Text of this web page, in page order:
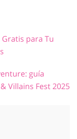
para Tu
guía
Villains Fest 2025